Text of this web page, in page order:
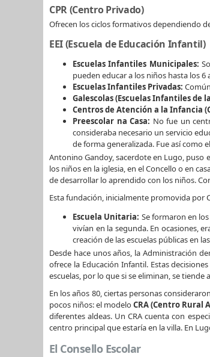
CPR (Centro Privado)
Ofrecen los ciclos formativos dependiendo
EEI (Escuela de Educación Infantil)
Escuelas Infantiles Municipales:
pueden educar a los niños hasta los 6
Escuelas Infantiles Privadas:
Galescolas (Escuelas Infantiles de
Centros de Atención a la Infancia
Preescolar na Casa: No fue un
consideraba necesario un servicio
de forma generalizada. Fue así como
Antonino Gandoy, sacerdote en Lugo, puso
los niños en la iglesia, en el Concello o en
de desarrollar lo aprendido con los niños.
Esta fundación, inicialmente promovida por
Escuela Unitaria: Se formaron en
vivían en la segunda. En ocasiones,
creación de las escuelas públicas en
Desde hace unos años, la Administración
ofrece la Educación Infantil. Estas
escuelas, por lo que si se eliminan, se
En los años 80, ciertas personas
pocos niños: el modeloCRA (Centro Rural
diferentes aldeas. Un CRA cuenta con
centro principal que estaría en la villa. En
El Consello Escolar